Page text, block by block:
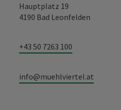
Hauptplatz 19
4190 Bad Leonfelden
+43 50 7263 100
info@muehlviertel.at